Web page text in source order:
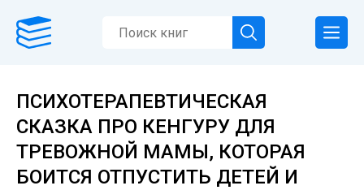
ПСИХОТЕРАПЕВТИЧЕСКАЯ
СКАЗКА ПРО КЕНГУРУ ДЛЯ
ТРЕВОЖНОЙ МАМЫ, КОТОРАЯ
БОИТСЯ ОТПУСТИТЬ ДЕТЕЙ И